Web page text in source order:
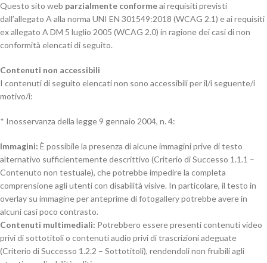
Questo sito web parzialmente conformeai requisiti previsti
dall’allegato A alla norma UNI EN 301549:2018 (WCAG 2.1) e ai requisiti
ex allegato A DM 5 luglio 2005 (WCAG 2.0) in ragione dei casi di non
conformità elencati di seguito.
Contenuti non accessibili
I contenuti di seguito elencati non sono accessibili per il/i seguente/i
motivo/i:
* Inosservanza della legge 9 gennaio 2004, n. 4:
Immagini: È possibile la presenza di alcune immagini prive di testo
alternativo sufficientemente descrittivo (Criterio di Successo 1.1.1 –
Contenuto non testuale), che potrebbe impedire la completa
comprensione agli utenti con disabilità visive. In particolare, il testo in
overlay su immagine per anteprime di fotogallery potrebbe avere in
alcuni casi poco contrasto.
Contenuti multimediali: Potrebbero essere presenti contenuti video
privi di sottotitoli o contenuti audio privi di trascrizioni adeguate
(Criterio di Successo 1.2.2 – Sottotitoli), rendendoli non fruibili agli